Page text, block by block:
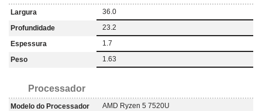
Largura
36.0
Profundidade
23.2
Espessura
1.7
Peso
1.63
Processador
Modelo do Processador
AMD Ryzen 5 7520U